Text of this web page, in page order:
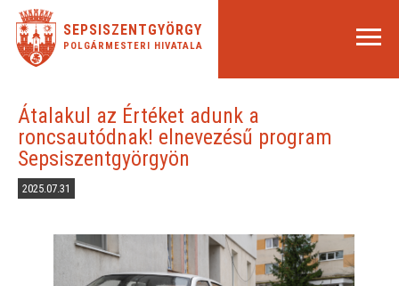
SEPSISZENTGYÖRGY
POLGÁRMESTERI HIVATALA
Átalakul az Értéket adunk a
roncsautódnak! elnevezésű program
Sepsiszentgyörgyön
2025.07.31